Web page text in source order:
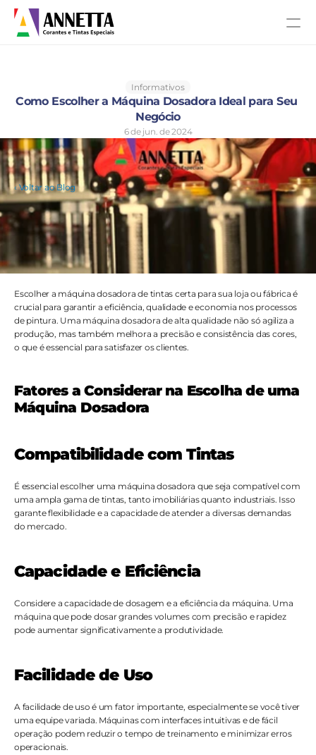
‹ Voltar ao Blog
Informativos
Como Escolher a Máquina Dosadora Ideal para Seu
Negócio
6 de jun. de 2024
Escolher a máquina dosadora de tintas certa para sua loja ou fábrica é
crucial para garantir a eficiência, qualidade e economia nos processos
de pintura. Uma máquina dosadora de alta qualidade não só agiliza a
produção, mas também melhora a precisão e consistência das cores,
o que é essencial para satisfazer os clientes.
Fatores a Considerar na Escolha de uma
Máquina Dosadora
Compatibilidade com Tintas
É essencial escolher uma máquina dosadora que seja compatível com
uma ampla gama de tintas, tanto imobiliárias quanto industriais. Isso
garante flexibilidade e a capacidade de atender a diversas demandas
do mercado.
Capacidade e Eficiência
Considere a capacidade de dosagem e a eficiência da máquina. Uma
máquina que pode dosar grandes volumes com precisão e rapidez
pode aumentar significativamente a produtividade.
Facilidade de Uso
A facilidade de uso é um fator importante, especialmente se você tiver
uma equipe variada. Máquinas com interfaces intuitivas e de fácil
operação podem reduzir o tempo de treinamento e minimizar erros
operacionais.